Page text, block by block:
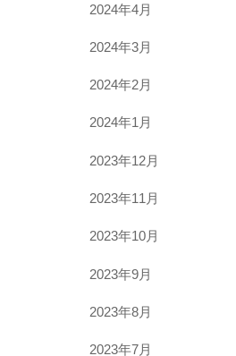
2024年4月
2024年3月
2024年2月
2024年1月
2023年12月
2023年11月
2023年10月
2023年9月
2023年8月
2023年7月